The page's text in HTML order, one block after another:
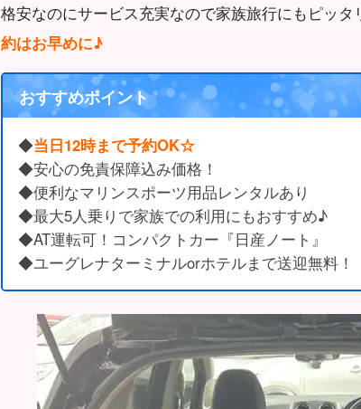
格安なのにサービス充実なので家族旅行にもピッ
約はお早めに♪
おすすめポイント
◆当日12時まで予約OK☆
◆安心の免責保障込み価格！
◆便利なマリンスポーツ用品レンタルあり
◆最大5人乗りで家族での利用にもおすすめ♪
◆AT運転可！コンパクトカー『日産ノート』
◆ユーグレナターミナルorホテルまで送迎無料！